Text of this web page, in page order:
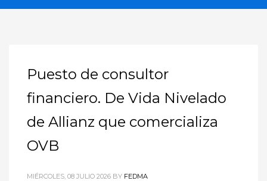
Puesto de consultor
financiero. De Vida Nivelado
de Allianz que comercializa
OVB
MIÉRCOLES, 08 JULIO 2026 BY FEDMA